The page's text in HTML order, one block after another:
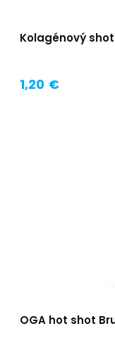
Kolagénový
1,20 €
OGA hot shot